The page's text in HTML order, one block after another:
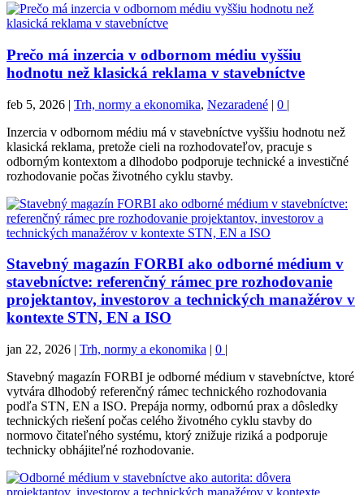
Prečo má inzercia v odbornom médiu vyššiu
hodnotu než klasická reklama v stavebníctve
feb 5, 2026 | Trh, normy a ekonomika, Nezaradené | 0 |
Inzercia v odbornom médiu má v stavebníctve vyššiu hodnotu než
klasická reklama, pretože cieli na rozhodovateľov, pracuje s
odborným kontextom a dlhodobo podporuje technické a investičné
rozhodovanie počas životného cyklu stavby.
Stavebný magazín FORBI ako odborné médium v
stavebníctve: referenčný rámec pre rozhodovanie
projektantov, investorov a technických manažérov v
kontexte STN, EN a ISO
jan 22, 2026 | Trh, normy a ekonomika | 0 |
Stavebný magazín FORBI je odborné médium v stavebníctve, ktoré
vytvára dlhodobý referenčný rámec technického rozhodovania
podľa STN, EN a ISO. Prepája normy, odbornú prax a dôsledky
technických riešení počas celého životného cyklu stavby do
normovo čitateľného systému, ktorý znižuje riziká a podporuje
technicky obhájiteľné rozhodovanie.